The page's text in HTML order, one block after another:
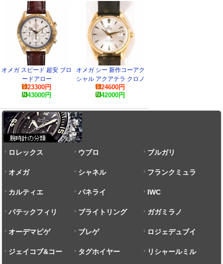
オメガ スピード 超安 ブロ
ードアロー
321.53.42.50.02.001 コピ
ー 時計
23300円
43000円
オメガ シー 新作コーアク
シャル アクアテラ クロノ
メーター 2603.30.37 スー
パーコピー 時計
24600円
42000円
ロレックス ウブロ ブルガリ
オメガ シャネル フランクミュラ
ー
カルティエ パネライ IWC
パテックフィリ
ップ
ブライトリング ガガミラノ
オーデマピゲ ブレゲ ロジェデュブイ
ジェイコブ&コー タグホイヤー リシャールミル